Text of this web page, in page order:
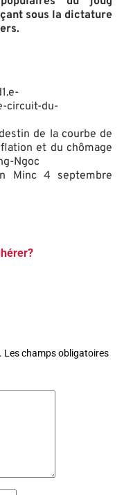
sous la dictature
circuit-du-
de la courbe de
et du chômage
Ngoc
Minc 4 septembre
Les champs obligatoires